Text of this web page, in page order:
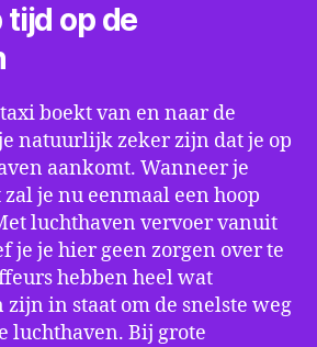
tijd op de
boekt van en naar de
natuurlijk zeker zijn dat je op
aankomt. Wanneer je
je nu eenmaal een hoop
luchthaven vervoer vanuit
je je hier geen zorgen over te
hebben heel wat
in staat om de snelste weg
luchthaven. Bij grote